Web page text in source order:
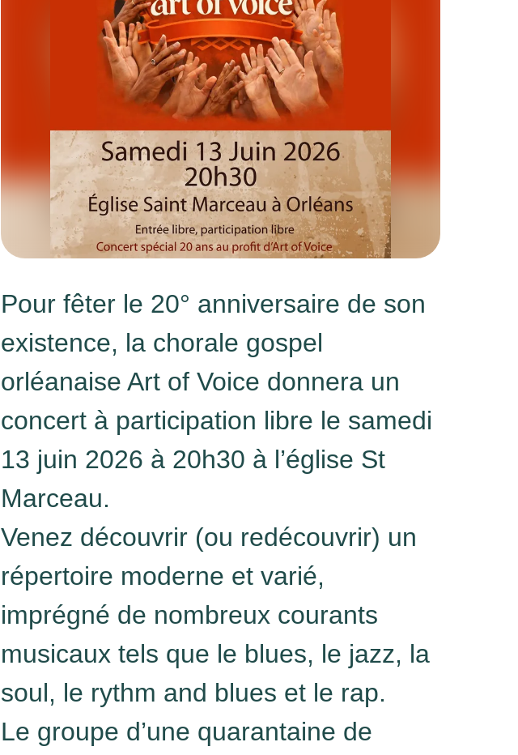
Pour fêter le 20° anniversaire de son
existence, la chorale gospel
orléanaise Art of Voice donnera un
concert à participation libre le samedi
13 juin 2026 à 20h30 à l’église St
Marceau.
Venez découvrir (ou redécouvrir) un
répertoire moderne et varié,
imprégné de nombreux courants
musicaux tels que le blues, le jazz, la
soul, le rythm and blues et le rap.
Le groupe d’une quarantaine de